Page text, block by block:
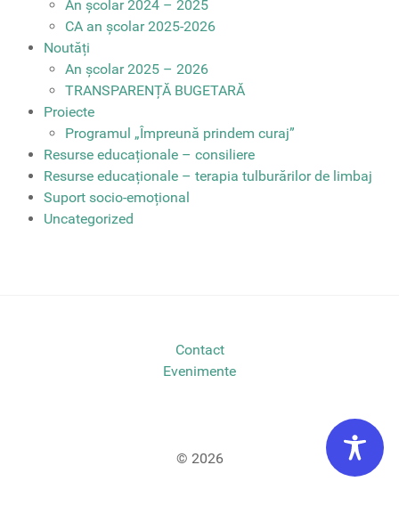
An școlar 2024 – 2025
CA an școlar 2025-2026
Noutăți
An școlar 2025 – 2026
TRANSPARENȚĂ BUGETARĂ
Proiecte
Programul „Împreună prindem curaj”
Resurse educaționale – consiliere
Resurse educaționale – terapia tulburărilor de limbaj
Suport socio-emoțional
Uncategorized
Contact
Evenimente
© 2026